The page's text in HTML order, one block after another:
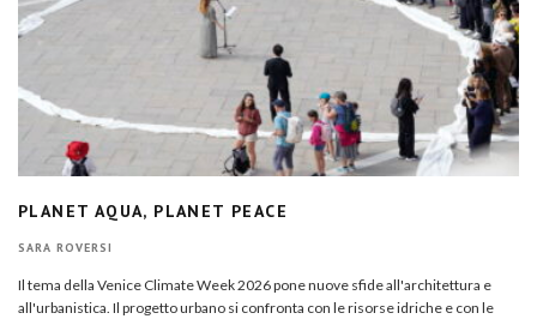
PLANET AQUA, PLANET PEACE
SARA ROVERSI
Il tema della Venice Climate Week 2026 pone nuove sfide all'architettura e
all'urbanistica. Il progetto urbano si confronta con le risorse idriche e con le